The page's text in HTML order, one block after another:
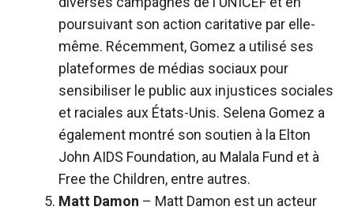
poursuivant son action caritative par elle-
même. Récemment, Gomez a utilisé ses
plateformes de médias sociaux pour
sensibiliser le public aux injustices sociales
et raciales aux États-Unis. Selena Gomez a
également montré son soutien à la Elton
John AIDS Foundation, au Malala Fund et à
Free the Children, entre autres.
Matt Damon – Matt Damon est un acteur